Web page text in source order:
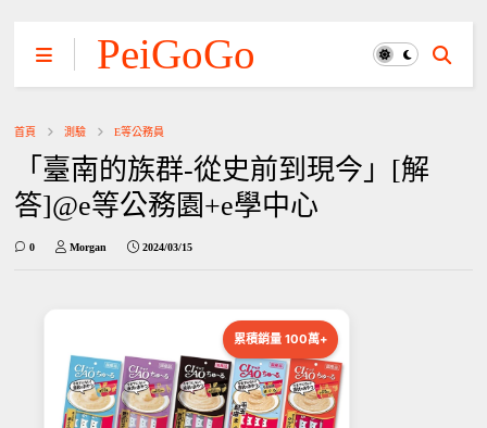
PeiGoGo
首頁 測驗 E等公務員
「臺南的族群-從史前到現今」[解
答]@e等公務園+e學中心
0 Morgan 2024/03/15
累積銷量 100萬+